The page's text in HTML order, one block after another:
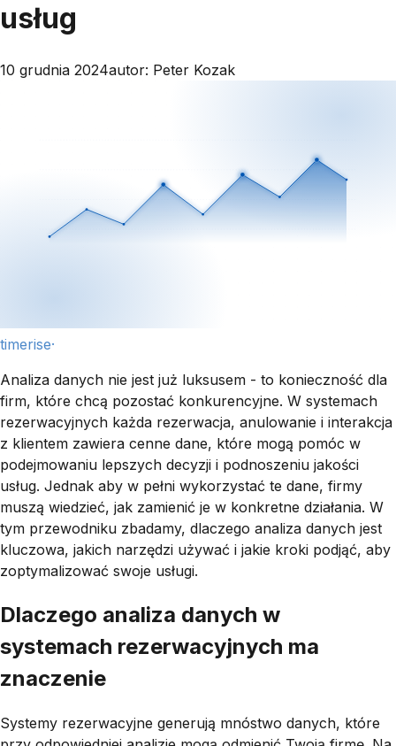
usług
10 grudnia 2024autor: Peter Kozak
timerise·
Analiza danych nie jest już luksusem - to konieczność dla
firm, które chcą pozostać konkurencyjne. W systemach
rezerwacyjnych każda rezerwacja, anulowanie i interakcja
z klientem zawiera cenne dane, które mogą pomóc w
podejmowaniu lepszych decyzji i podnoszeniu jakości
usług. Jednak aby w pełni wykorzystać te dane, firmy
muszą wiedzieć, jak zamienić je w konkretne działania. W
tym przewodniku zbadamy, dlaczego analiza danych jest
kluczowa, jakich narzędzi używać i jakie kroki podjąć, aby
zoptymalizować swoje usługi.
Dlaczego analiza danych w
systemach rezerwacyjnych ma
znaczenie
Systemy rezerwacyjne generują mnóstwo danych, które